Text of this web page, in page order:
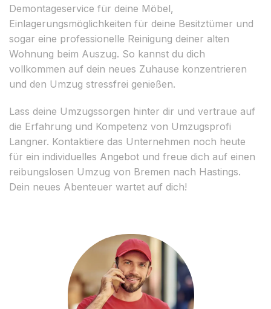
Demontageservice für deine Möbel,
Einlagerungsmöglichkeiten für deine Besitztümer und
sogar eine professionelle Reinigung deiner alten
Wohnung beim Auszug. So kannst du dich
vollkommen auf dein neues Zuhause konzentrieren
und den Umzug stressfrei genießen.
Lass deine Umzugssorgen hinter dir und vertraue auf
die Erfahrung und Kompetenz von Umzugsprofi
Langner. Kontaktiere das Unternehmen noch heute
für ein individuelles Angebot und freue dich auf einen
reibungslosen Umzug von Bremen nach Hastings.
Dein neues Abenteuer wartet auf dich!